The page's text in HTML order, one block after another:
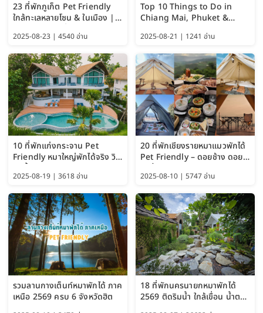
23 ที่พักภูเก็ต Pet Friendly
ใกล้ทะเลหลายโซน & ในเมือง |
อัปเดต 2569 เริ่มหลักร้อย
2025-08-23 | 4540 อ่าน
Top 10 Things to Do in
Chiang Mai, Phuket &
Pattaya (Thailand Travel
Guide 2025)
2025-08-21 | 1241 อ่าน
10 ที่พักแก่งกระจาน Pet
Friendly หมาใหญ่พักได้จริง วิว
2025-08-19 | 3618 อ่าน
20 ที่พักเชียงรายหมาแมวพักได้
Pet Friendly – ดอยช้าง ดอย
2025-08-10 | 5747 อ่าน
รวมลานกางเต็นท์หมาพักได้ ภาค
เหนือ 2569 ครบ 6 จังหวัดฮิต
18 ที่พักนครนายกหมาพักได้
2569 ติดริมน้ำ ใกล้เขื่อน น้ำตก